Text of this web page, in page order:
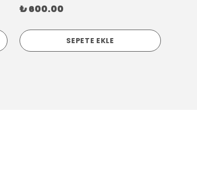
₺ 600.00
SEPETE EKLE